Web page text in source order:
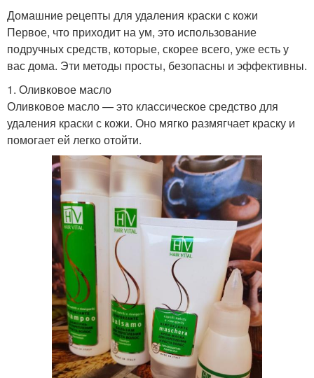
Домашние рецепты для удаления краски с кожи
Первое, что приходит на ум, это использование
подручных средств, которые, скорее всего, уже есть у
вас дома. Эти методы просты, безопасны и эффективны.
1. Оливковое масло
Оливковое масло — это классическое средство для
удаления краски с кожи. Оно мягко размягчает краску и
помогает ей легко отойти.